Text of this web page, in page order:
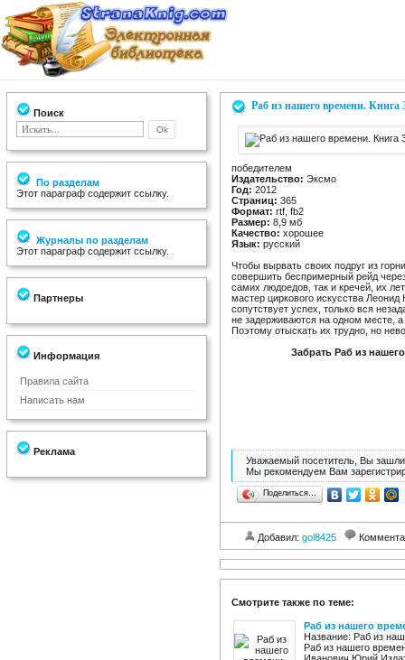
Поиск
По разделам
Этот параграф содержит ссылку.
Журналы по разделам
Этот параграф содержит ссылку.
Партнеры
Информация
Правила сайта
Написать нам
Реклама
Раб из нашего времени. Книга
победителем
Издательство: Эксмо
Год: 2012
Страниц: 365
Формат: rtf, fb2
Размер: 8,9 мб
Качество: хорошее
Язык: русский
Чтобы вырвать своих подруг из
совершить беспримерный рейд
самих людоедов, так и кречей, их
мастер циркового искусства
сопутствует успех, только вся
не задерживаются на одном месте,
Поэтому отыскать их трудно, но
Забрать Раб из
Уважаемый посетитель, Вы зашли
Мы рекомендуем Вам
Поделиться…
Добавил: gol8425
Смотрите также по теме:
Раб из нашего
Название: Раб из
Раб из нашего